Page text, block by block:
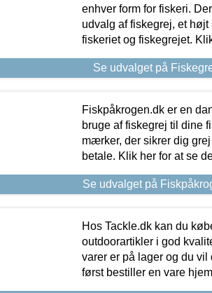
enhver form for fiskeri.
udvalg af fiskegrej, et
fiskeriet og fiskegrejet.
Se udvalget på
Fiskpåkrogen.dk er en
bruge af fiskegrej til dine
mærker, der sikrer dig
betale. Klik her for at se
Se udvalget på
Hos Tackle.dk kan du
outdoorartikler i god
varer er på lager og du
først bestiller en vare